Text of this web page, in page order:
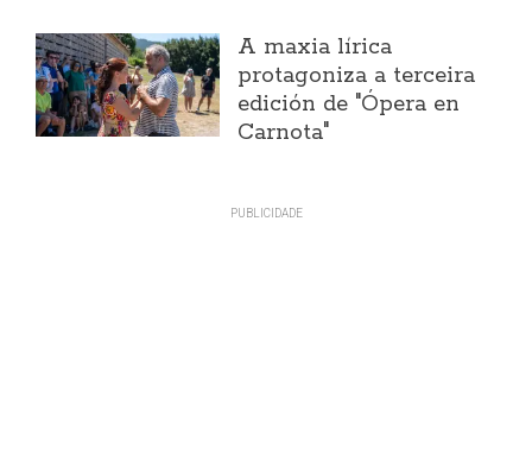
A maxia lírica
protagoniza a terceira
edición de "Ópera en
Carnota"